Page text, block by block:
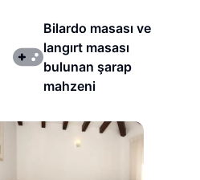
Bilardo masası ve
langırt masası
bulunan şarap
mahzeni